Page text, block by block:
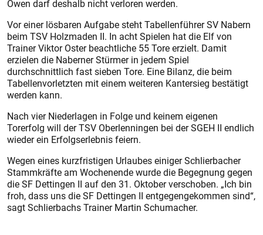
Owen darf deshalb nicht verloren werden.
Vor einer lösbaren Aufgabe steht Tabellenführer SV Nabern
beim TSV Holzmaden II. In acht Spielen hat die Elf von
Trainer Viktor Oster beachtliche 55 Tore erzielt. Damit
erzielen die Naberner Stürmer in jedem Spiel
durchschnittlich fast sieben Tore. Eine Bilanz, die beim
Tabellenvorletzten mit einem weiteren Kantersieg bestätigt
werden kann.
Nach vier Niederlagen in Folge und keinem eigenen
Torerfolg will der TSV Oberlenningen bei der SGEH II endlich
wieder ein Erfolgserlebnis feiern.
Wegen eines kurzfristigen Urlaubes einiger Schlierbacher
Stammkräfte am Wochenende wurde die Begegnung gegen
die SF Dettingen II auf den 31. Oktober verschoben. „Ich bin
froh, dass uns die SF Dettingen II entgegengekommen sind“,
sagt Schlierbachs Trainer Martin Schumacher.